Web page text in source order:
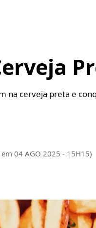
na cerveja preta e
04 AGO 2025 - 15H15)